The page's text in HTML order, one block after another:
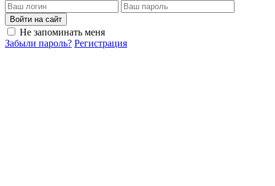
Войти на сайт
Не запоминать меня
Забыли пароль? Регистрация